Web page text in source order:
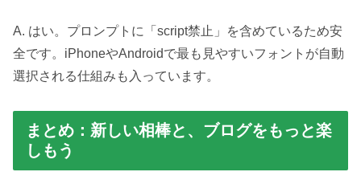
A. はい。プロンプトに「script禁止」を含めているため安
全です。iPhoneやAndroidで最も見やすいフォントが自動
選択される仕組みも入っています。
まとめ：新しい相棒と、ブログをもっと楽
しもう